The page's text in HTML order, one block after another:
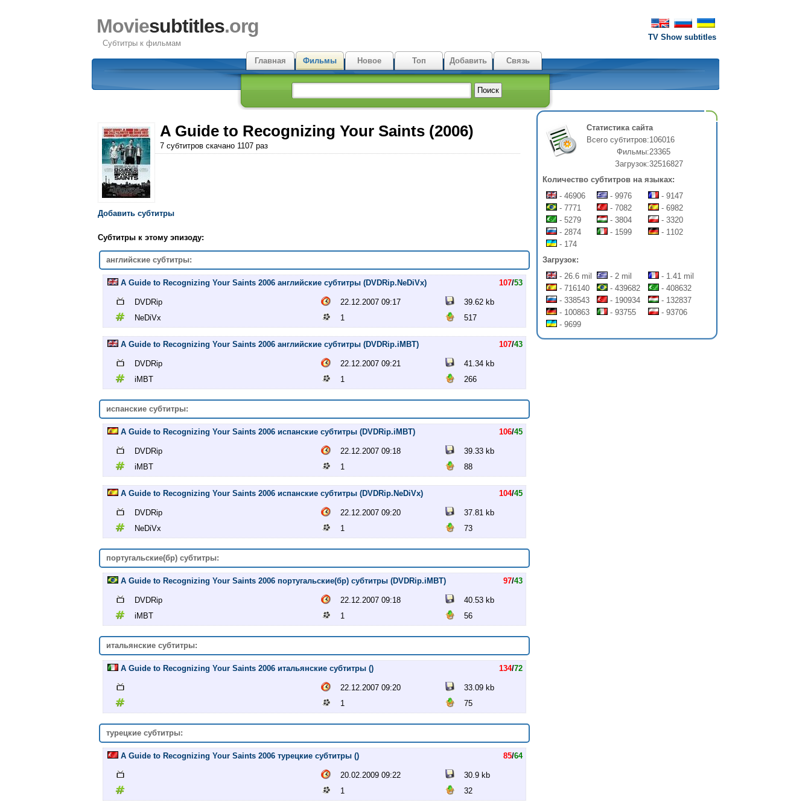
TV Show subtitles
Moviesubtitles.org
Субтитры к фильмам
Главная
Фильмы Новое Топ Добавить Связь
A Guide to Recognizing Your Saints (2006)
7 субтитров скачано 1107 раз
Добавить субтитры
Субтитры к этому эпизоду:
английские субтитры:
A Guide to Recognizing Your Saints 2006 английские субтитры (DVDRip.NeDiVx) 107/53
DVDRip 22.12.2007 09:17
39.62 kb
NeDiVx
1 517
A Guide to Recognizing Your Saints 2006 английские субтитры (DVDRip.iMBT) 107/43
DVDRip 22.12.2007 09:21
41.34 kb
iMBT
1 266
испанские субтитры:
A Guide to Recognizing Your Saints 2006 испанские субтитры (DVDRip.iMBT) 106/45
DVDRip 22.12.2007 09:18
39.33 kb
iMBT
1 88
A Guide to Recognizing Your Saints 2006 испанские субтитры (DVDRip.NeDiVx) 104/45
DVDRip 22.12.2007 09:20
37.81 kb
NeDiVx
1 73
португальские(бр) субтитры:
A Guide to Recognizing Your Saints 2006 португальские(бр) субтитры (DVDRip.iMBT) 97/43
DVDRip 22.12.2007 09:18
40.53 kb
iMBT
1 56
итальянские субтитры:
A Guide to Recognizing Your Saints 2006 итальянские субтитры () 134/72
22.12.2007 09:20
33.09 kb
1
75
турецкие субтитры:
A Guide to Recognizing Your Saints 2006 турецкие субтитры () 85/64
20.02.2009 09:22
30.9 kb
1
32
Статистика сайта
Всего субтитров:106016
Фильмы:23365
Загрузок:32516827
Количество субтитров на языках:
- 46906
- 9976
- 9147
- 7771
- 7082
- 6982
- 5279
- 3804
- 3320
- 2874
- 1599
- 1102
- 174
Загрузок:
- 26.6 mil
- 2 mil
- 1.41 mil
- 716140
- 439682
- 408632
- 338543
- 190934
- 132837
- 100863
- 93755
- 93706
- 9699